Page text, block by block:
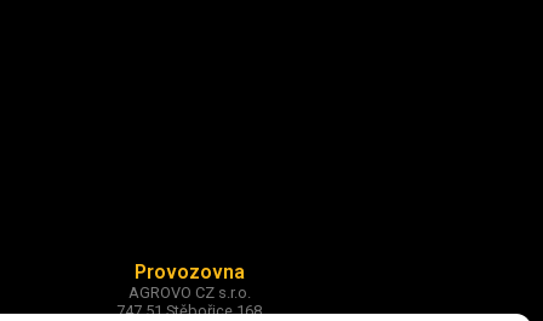
Provozovna
AGROVO CZ s.r.o.
747 51 Stěbořice 168